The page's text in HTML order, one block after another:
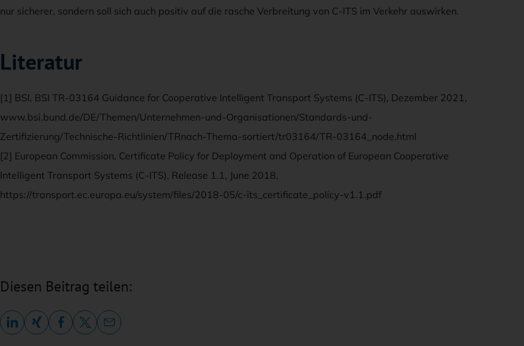
nur sicherer, sondern soll sich auch positiv auf die rasche Verbreitung von C-ITS im Verkehr auswirken.
Literatur
[1] BSI, BSI TR-03164 Guidance for Cooperative Intelligent Transport Systems (C-ITS), Dezember 2021,
www.bsi.bund.de/DE/Themen/Unternehmen-und-Organisationen/Standards-und-
Zertifizierung/Technische-Richtlinien/TRnach-Thema-sortiert/tr03164/TR-03164_node.html
[2] European Commission, Certificate Policy for Deployment and Operation of European Cooperative
Intelligent Transport Systems (C-ITS), Release 1.1, June 2018,
https://transport.ec.europa.eu/system/files/2018-05/c-its_certificate_policy-v1.1.pdf
Diesen Beitrag teilen: